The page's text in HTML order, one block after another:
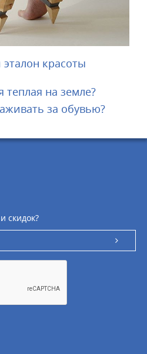
красоты
теплая на земле?
за обувью?
скидок?